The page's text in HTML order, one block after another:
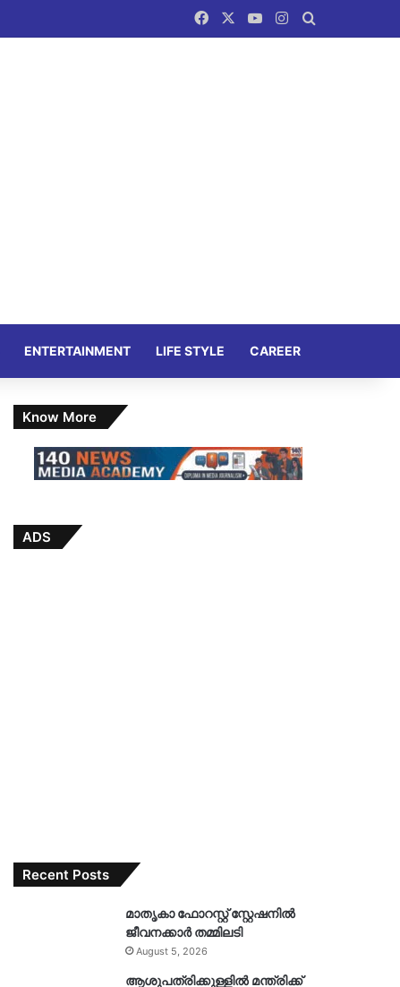
FacebookYouTubeInstagram
ENTERTAINMENT LIFE STYLE CAREER
Know More
ADS
Recent Posts
മാതൃകാ ഫോറസ്റ്റ് സ്റ്റേഷനിൽ
ജീവനക്കാർ തമ്മിലടി
August 5, 2026
ആശുപത്രിക്കുള്ളിൽ മന്ത്രിക്ക്